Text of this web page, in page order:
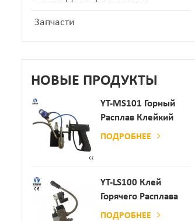
Запчасти
НОВЫЕ ПРОДУКТЫ
YT-MS101 Горный
Расплав Клейкий
Распылительный
ПОДРОБНЕЕ
YT-LS100 Клей
Горячего Расплава
Клея
ПОДРОБНЕЕ